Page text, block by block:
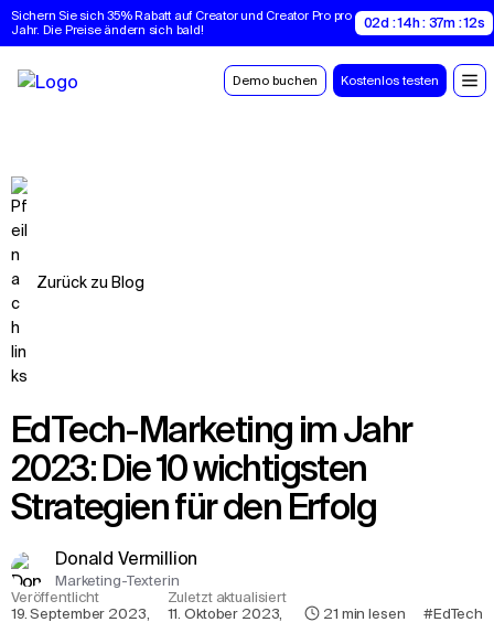
Sichern Sie sich 35% Rabatt auf Creator und Creator Pro pro
Jahr. Die Preise ändern sich bald!
02d : 14h : 37m : 11s
Demo buchen Kostenlos testen
Zurück zu Blog
EdTech-Marketing im Jahr
2023: Die 10 wichtigsten
Strategien für den Erfolg
Donald Vermillion
Marketing-Texterin
Veröffentlicht
19. September 2023,
Zuletzt aktualisiert
11. Oktober 2023, 21 min lesen #EdTech